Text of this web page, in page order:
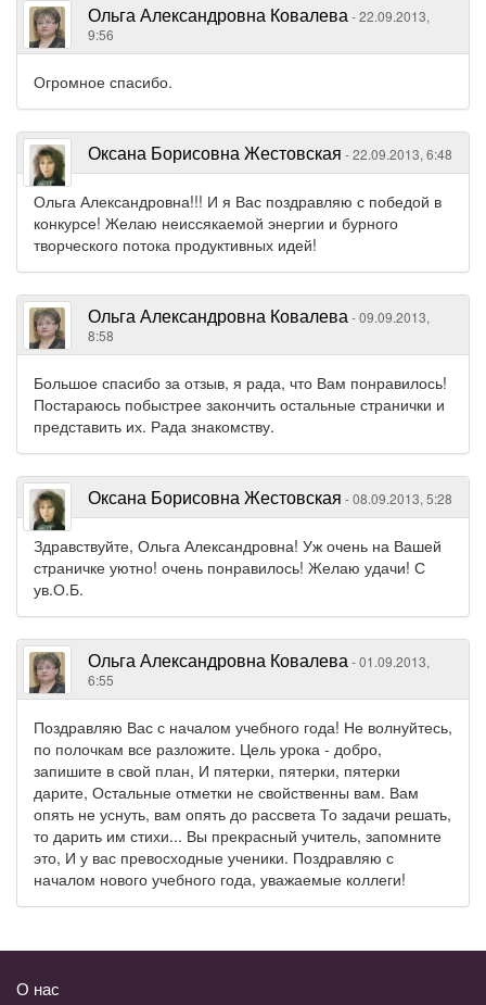
Ольга Александровна Ковалева - 22.09.2013,
9:56
Огромное спасибо.
Оксана Борисовна Жестовская - 22.09.2013, 6:48
Ольга Александровна!!! И я Вас поздравляю с победой в
конкурсе! Желаю неиссякаемой энергии и бурного
творческого потока продуктивных идей!
Ольга Александровна Ковалева - 09.09.2013,
8:58
Большое спасибо за отзыв, я рада, что Вам понравилось!
Постараюсь побыстрее закончить остальные странички и
представить их. Рада знакомству.
Оксана Борисовна Жестовская - 08.09.2013, 5:28
Здравствуйте, Ольга Александровна! Уж очень на Вашей
страничке уютно! очень понравилось! Желаю удачи! С
ув.О.Б.
Ольга Александровна Ковалева - 01.09.2013,
6:55
Поздравляю Вас с началом учебного года! Не волнуйтесь,
по полочкам все разложите. Цель урока - добро,
запишите в свой план, И пятерки, пятерки, пятерки
дарите, Остальные отметки не свойственны вам. Вам
опять не уснуть, вам опять до рассвета То задачи решать,
то дарить им стихи... Вы прекрасный учитель, запомните
это, И у вас превосходные ученики. Поздравляю с
началом нового учебного года, уважаемые коллеги!
О нас